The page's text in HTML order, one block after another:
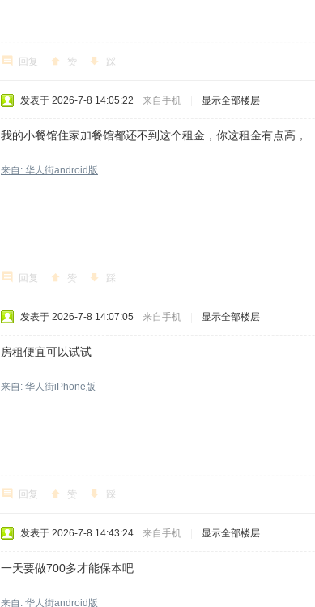
回复 赞 踩
发表于 2026-7-8 14:05:22 来自手机 显示全部楼层
我的小餐馆住家加餐馆都还不到这个租金，你这租金有点高，
来自: 华人街android版
回复 赞 踩
发表于 2026-7-8 14:07:05 来自手机 显示全部楼层
房租便宜可以试试
来自: 华人街iPhone版
回复 赞 踩
发表于 2026-7-8 14:43:24 来自手机 显示全部楼层
一天要做700多才能保本吧
来自: 华人街android版